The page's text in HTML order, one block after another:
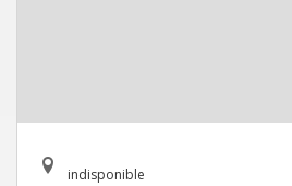
indisponible